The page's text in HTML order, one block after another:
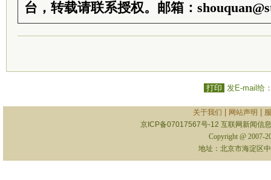
台，转载请联系授权。邮箱：
打印 发E-mail给
关于我们 网站声明
京ICP备07017567号-12 互联网新闻信
Copyright @ 2007-
地址：北京市海淀区